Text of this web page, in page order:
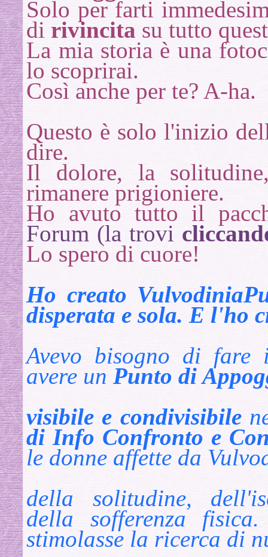
Solo per farti
di rivincita su tutto
La mia storia è una
lo scoprirai.
Così anche per te? A-ha.
Questo è solo l'inizio
dire.
Il dolore, la
rimanere prigioniere.
Ho avuto tutto il
Forum (la trovi
Lo spero di cuore!
Ho creato
disperata e sola. E l'ho
Avevo bisogno di
avere unPunto di
visibile e condivisibile
di Info Confronto e
le donne affette da
della solitudine,
della sofferenza
stimolasse la ricerca di